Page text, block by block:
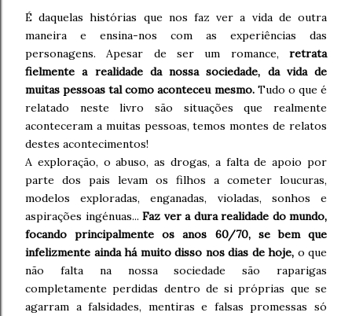
É daquelas histórias que nos faz ver a vida de outra
maneira e ensina-nos com as experiências das
personagens. Apesar de ser um romance, retrata
fielmente a realidade da nossa sociedade, da vida de
muitas pessoas tal como aconteceu mesmo. Tudo o que é
relatado neste livro são situações que realmente
aconteceram a muitas pessoas, temos montes de relatos
destes acontecimentos!
A exploração, o abuso, as drogas, a falta de apoio por
parte dos pais levam os filhos a cometer loucuras,
modelos exploradas, enganadas, violadas, sonhos e
aspirações ingénuas... Faz ver a dura realidade do mundo,
focando principalmente os anos 60/70, se bem que
infelizmente ainda há muito disso nos dias de hoje, o que
não falta na nossa sociedade são raparigas
completamente perdidas dentro de si próprias que se
agarram a falsidades, mentiras e falsas promessas só